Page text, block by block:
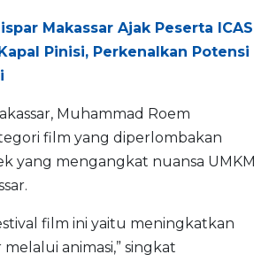
Makassar Ajak Peserta ICAS
Pinisi, Perkenalkan Potensi
Muhammad Roem
film yang diperlombakan
yang mengangkat nuansa UMKM
film ini yaitu meningkatkan
melalui animasi,” singkat